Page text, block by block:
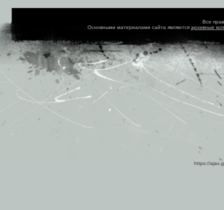
Все
Основными материалами сайта являются архивные
https://